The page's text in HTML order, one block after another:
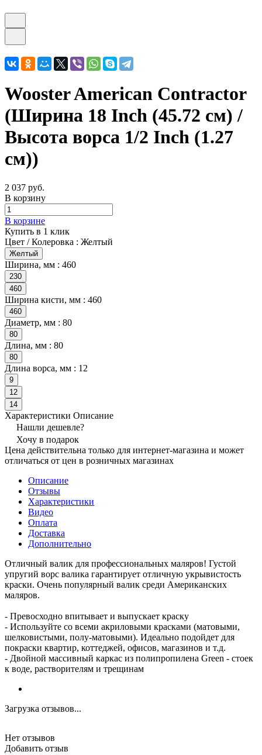
Wooster American Contractor
(Ширина 18 Inch (45.72 см) /
Высота ворса 1/2 Inch (1.27
см))
2 037 руб.
В корзину
В корзине
Купить в 1 клик
Цвет / Колеровка : Желтый
Желтый
Ширина, мм : 460
230
460
Ширина кисти, мм : 460
460
Диаметр, мм : 80
80
Длина, мм : 80
80
Длина ворса, мм : 12
9
12
14
Характеристики Описание
Нашли дешевле?
Хочу в подарок
Цена действительна только для интернет-магазина и может
отличаться от цен в розничных магазинах
Описание
Отзывы
Характеристики
Видео
Оплата
Доставка
Дополнительно
Отличный валик для профессиональных маляров! Густой
упругий ворс валика гарантирует отличную укрывистость
краски. Очень популярный валик среди Американских
маляров.
- Превосходно впитывает и выпускает краску
- Используйте со всеми акриловыми красками (матовыми,
шелковистыми, полу-матовыми). Идеально подойдет для
покраски квартир, коттеджей, офисов, магазинов и т.д.
- Двойной массивный каркас из полипропилена Green - стоек
к воде, растворителям и трещинам
Загрузка отзывов...
Нет отзывов
Добавить отзыв